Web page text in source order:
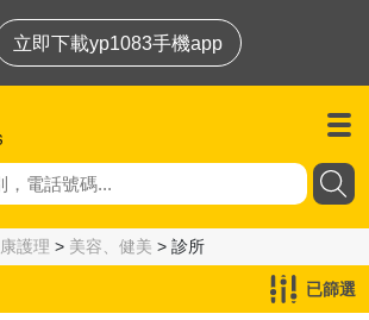
立即下載yp1083手機app
護理 > 美容、健美 > 診所
已篩選